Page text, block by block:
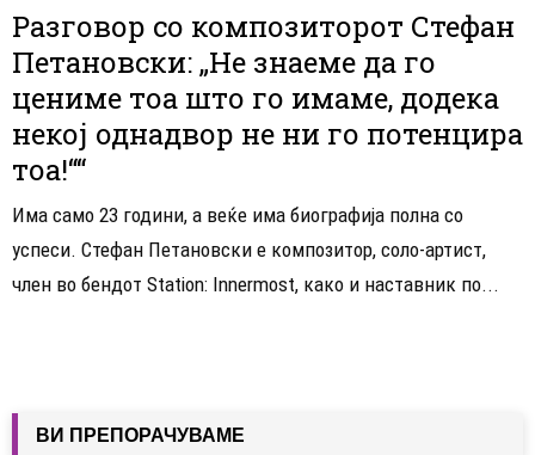
Разговор со композиторот Стефан
Петановски: „Не знаеме да го
цениме тоа што го имаме, додека
некој однадвор не ни го потенцира
тоа!““
Има само 23 години, а веќе има биографија полна со
успеси. Стефан Петановски е композитор, соло-артист,
член во бендот Station: Innermost, како и наставник по...
ВИ ПРЕПОРАЧУВАМЕ